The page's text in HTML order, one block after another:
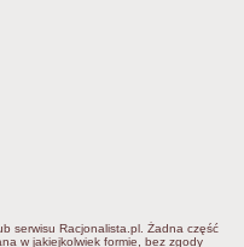
serwisu Racjonalista.pl. Żadna część
w jakiejkolwiek formie, bez zgody